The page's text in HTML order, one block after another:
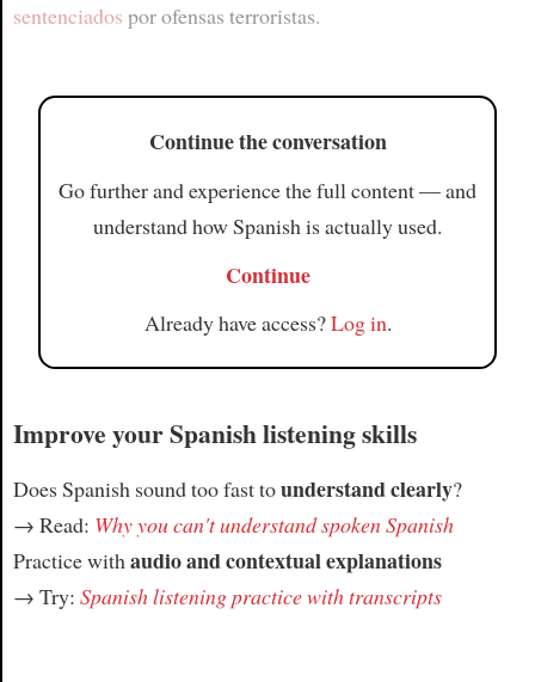
sentenciados por ofensas terroristas.
Continue the conversation
Go further and experience the full content — and
understand how Spanish is actually used.
Continue
Already have access?Log in.
Improve your Spanish listening skills
Does Spanish sound too fast tounderstand clearly?
→ Read: Why you can't understand spoken Spanish
Practice with audio and contextual explanations
→ Try: Spanish listening practice with transcripts